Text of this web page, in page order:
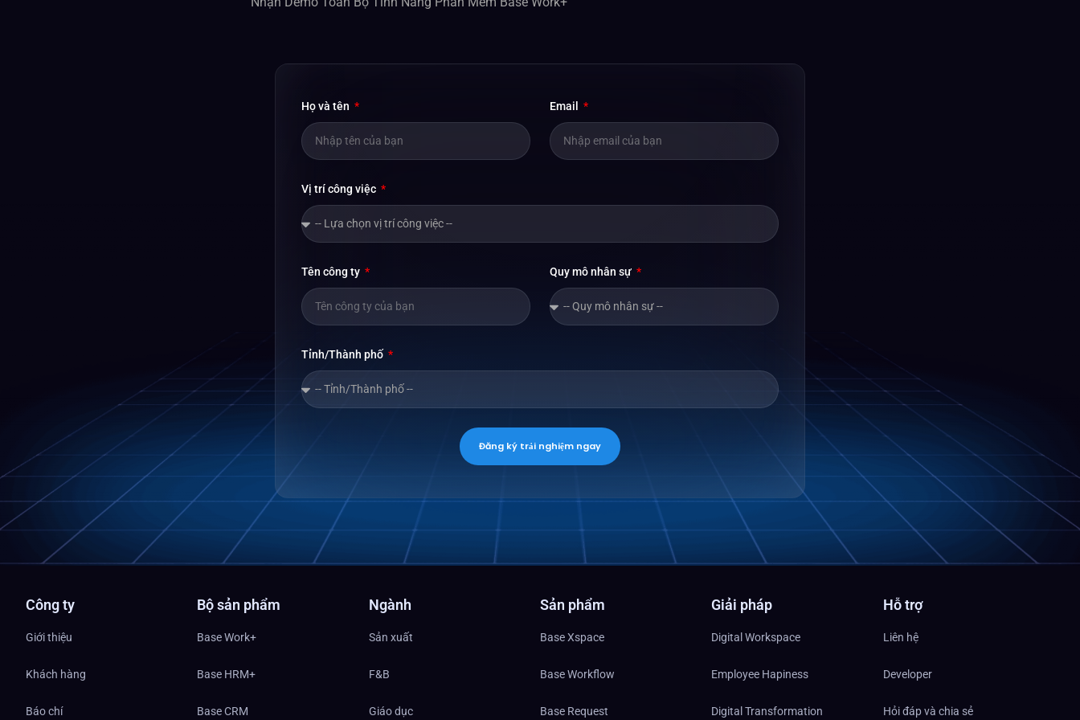
Họ và tên Email
Vị trí công việc
Tên công ty Quy mô nhân sự
Tỉnh/Thành phố
Đăng ký trải nghiệm ngay
Công ty
Giới thiệu
Khách hàng
Báo chí
Bộ sản phẩm
Base Work+
Base HRM+
Base CRM
Ngành
Sản xuất
F&B
Giáo dục
Sản phẩm
Base Xspace
Base Workflow
Base Request
Giải pháp
Digital Workspace
Employee Hapiness
Digital Transformation
Hỗ trợ
Liên hệ
Developer
Hỏi đáp và chia sẻ